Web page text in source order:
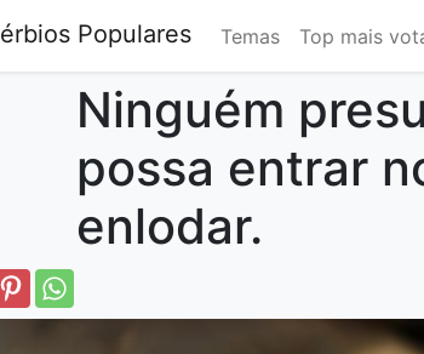
Populares Temas Top mais
Ninguém
possa entrar
enlodar.